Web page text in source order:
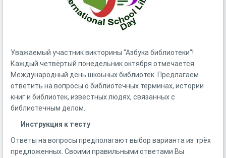
Уважаемый участник викторины "Азбука библиотеки"!
Каждый четвёртый понедельник октября отмечается
Международный день шкоьных библиотек. Предлагаем
ответить на вопросы о библиотечных терминах, истории
книг и библиотек, известных людях, связанных с
библиотечным делом.
Инструкция к тесту
Ответы на вопросы предполагают выбор варианта из трёх
предложенных. Своими правильными ответами Вы